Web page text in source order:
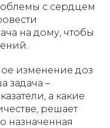
с сердцем
на дому, чтобы
изменение доз
задача –
а какие
решает
назначенная